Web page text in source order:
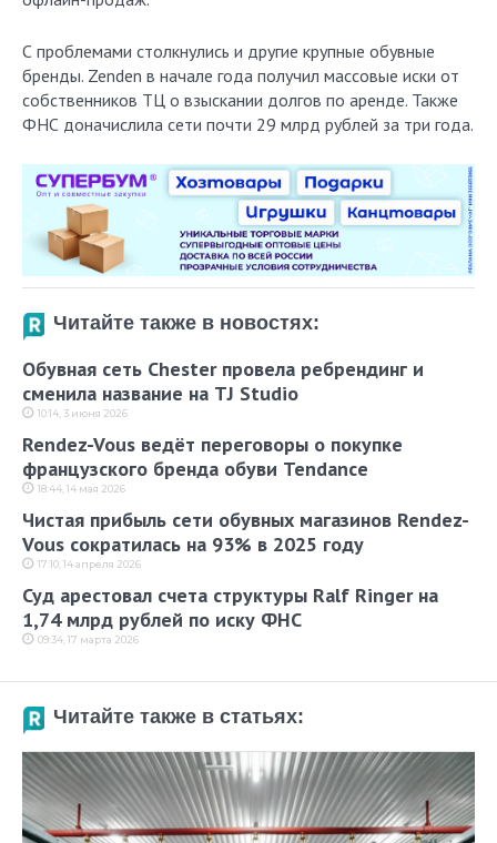
С проблемами столкнулись и другие крупные обувные
бренды. Zenden в начале года получил массовые иски от
собственников ТЦ о взыскании долгов по аренде. Также
ФНС доначислила сети почти 29 млрд рублей за три года.
Читайте также в новостях:
Обувная сеть Chester провела ребрендинг и
сменила название на TJ Studio
10:14, 3 июня 2026
Rendez-Vous ведёт переговоры о покупке
французского бренда обуви Tendance
18:44, 14 мая 2026
Чистая прибыль сети обувных магазинов Rendez-
Vous сократилась на 93% в 2025 году
17:10, 14 апреля 2026
Суд арестовал счета структуры Ralf Ringer на
1,74 млрд рублей по иску ФНС
09:34, 17 марта 2026
Читайте также в статьях: